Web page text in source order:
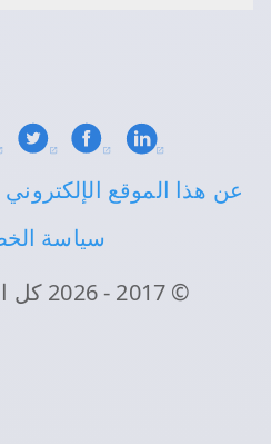
عن هذا الموقع الإلكتروني
سياسة
© 2017 - 2026 كل الحقوق محفوظة